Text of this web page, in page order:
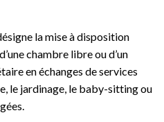
la mise à disposition
chambre libre ou d’un
en échanges de services
le jardinage, le baby-sitting ou